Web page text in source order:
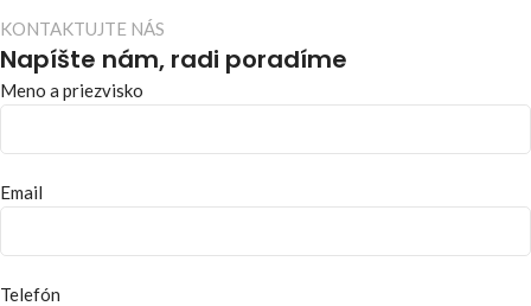
KONTAKTUJTE NÁS
Napíšte nám, radi poradíme
Meno a priezvisko
Email
Telefón